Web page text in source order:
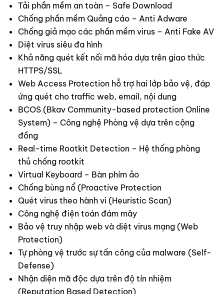
Tải phần mềm an toàn – Safe Download
Chống phần mềm Quảng cáo – Anti Adware
Chống giả mạo các phần mềm virus – Anti Fake AV
Diệt virus siêu đa hình
Khả năng quét kết nối mã hóa dựa trên giao thức
HTTPS/SSL
Web Access Protection hỗ trợ hai lớp bảo vệ, đáp
ứng quét cho traffic web, email, nội dung
BCOS (Bkav Community-based protection Online
System) – Công nghệ Phòng vệ dựa trên cộng
đồng
Real-time Rootkit Detection – Hệ thống phòng
thủ chống rootkit
Virtual Keyboard – Bàn phím ảo
Chống bùng nổ (Proactive Protection
Quét virus theo hành vi (Heuristic Scan)
Công nghệ điện toán đám mây
Bảo vệ truy nhập web và diệt virus mạng (Web
Protection)
Tự phòng vệ trước sự tấn công của malware (Self-
Defense)
Nhận diện mã độc dựa trên độ tín nhiệm
(Reputation Based Detection)